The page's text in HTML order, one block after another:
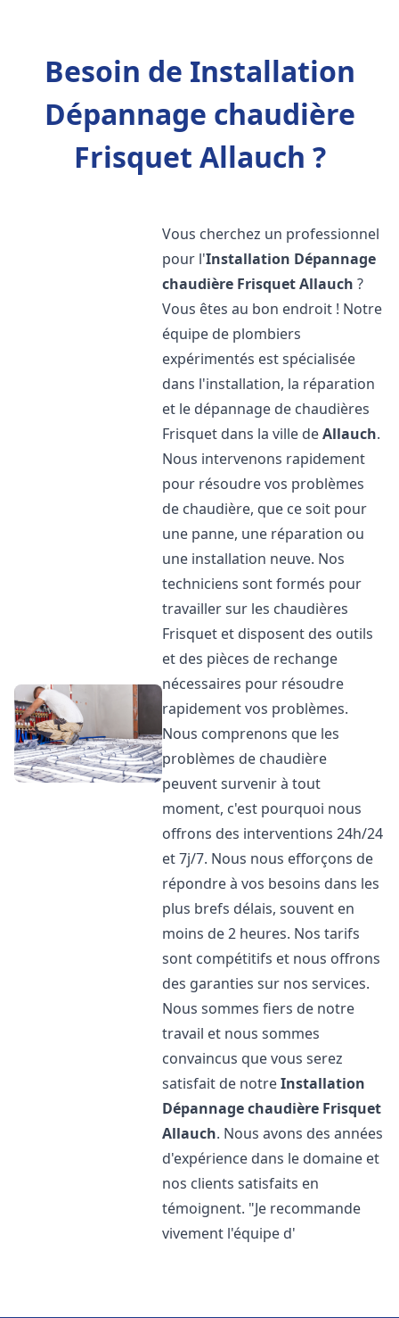
Besoin de Installation
Dépannage chaudière
Frisquet Allauch ?
Vous cherchez un professionnel
pour l'Installation Dépannage
chaudière FrisquetAllauch ?
Vous êtes au bon endroit ! Notre
équipe de plombiers
expérimentés est spécialisée
dans l'installation, la réparation
et le dépannage de chaudières
Frisquet dans la ville deAllauch.
Nous intervenons rapidement
pour résoudre vos problèmes
de chaudière, que ce soit pour
une panne, une réparation ou
une installation neuve. Nos
techniciens sont formés pour
travailler sur les chaudières
Frisquet et disposent des outils
et des pièces de rechange
nécessaires pour résoudre
rapidement vos problèmes.
Nous comprenons que les
problèmes de chaudière
peuvent survenir à tout
moment, c'est pourquoi nous
offrons des interventions 24h/24
et 7j/7. Nous nous efforçons de
répondre à vos besoins dans les
plus brefs délais, souvent en
moins de 2 heures. Nos tarifs
sont compétitifs et nous offrons
des garanties sur nos services.
Nous sommes fiers de notre
travail et nous sommes
convaincus que vous serez
satisfait de notreInstallation
Dépannage chaudière Frisquet
Allauch. Nous avons des années
d'expérience dans le domaine et
nos clients satisfaits en
témoignent. "Je recommande
vivement l'équipe d'